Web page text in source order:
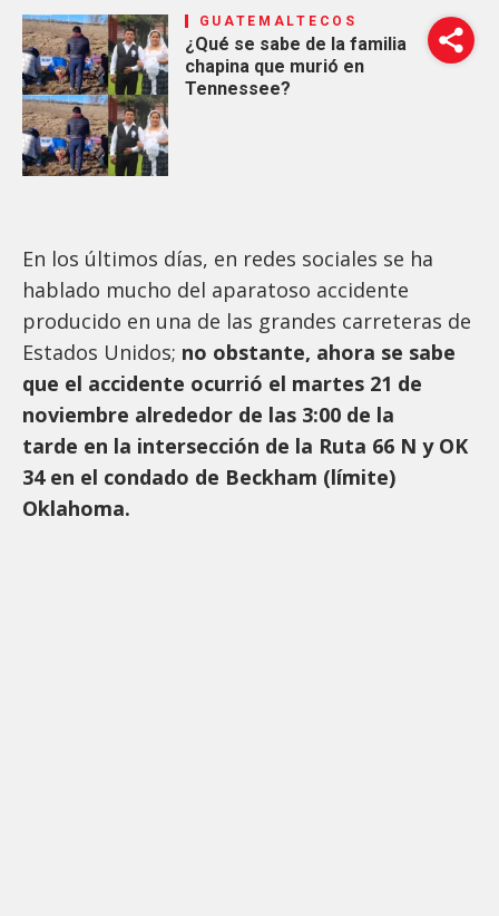
GUATEMALTECOS
¿Qué se sabe de la familia
chapina que murió en
Tennessee?
En los últimos días, en redes sociales se ha
hablado mucho del aparatoso accidente
producido en una de las grandes carreteras de
Estados Unidos; no obstante, ahora se sabe
que el accidente ocurrió el martes 21 de
noviembre alrededor de las 3:00 de la
tarde en la intersección de la Ruta 66 N y OK
34 en el condado de Beckham (límite)
Oklahoma.